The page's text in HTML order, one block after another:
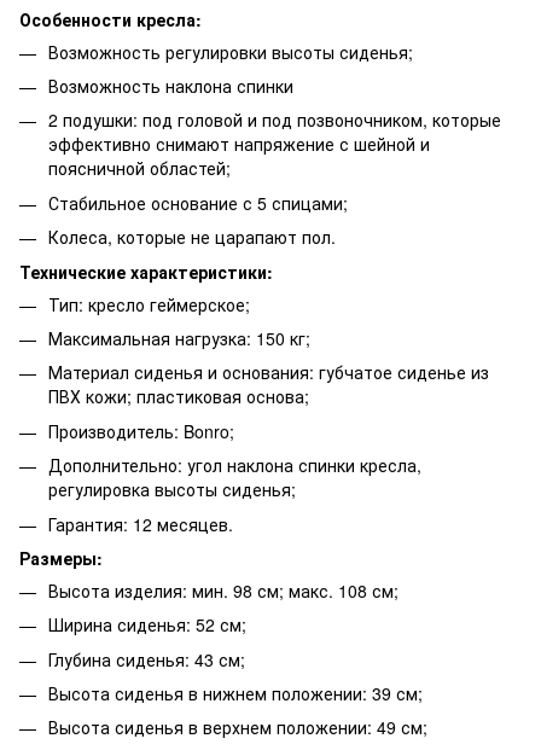
Особенности кресла:
Возможность регулировки высоты сиденья;
Возможность наклона спинки
2 подушки: под головой и под позвоночником, которые
эффективно снимают напряжение с шейной и
поясничной областей;
Стабильное основание с 5 спицами;
Колеса, которые не царапают пол.
Технические характеристики:
Тип: кресло геймерское;
Максимальная нагрузка: 150 кг;
Материал сиденья и основания: губчатое сиденье из
ПВХ кожи; пластиковая основа;
Производитель: Bonro;
Дополнительно: угол наклона спинки кресла,
регулировка высоты сиденья;
Гарантия: 12 месяцев.
Размеры:
Высота изделия: мин. 98 см; макс. 108 см;
Ширина сиденья: 52 см;
Глубина сиденья: 43 см;
Высота сиденья в нижнем положении: 39 см;
Высота сиденья в верхнем положении: 49 см;